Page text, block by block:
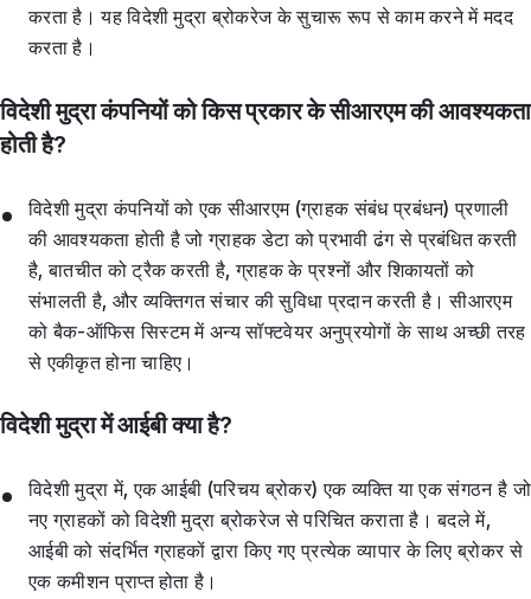
करता है। यह विदेशी मुद्रा ब्रोकरेज के सुचारू रूप से काम करने में मदद
करता है।
विदेशी मुद्रा कंपनियों को किस प्रकार के सीआरएम की आवश्यकता
होती है?
विदेशी मुद्रा कंपनियों को एक सीआरएम (ग्राहक संबंध प्रबंधन) प्रणाली
की आवश्यकता होती है जो ग्राहक डेटा को प्रभावी ढंग से प्रबंधित करती
है, बातचीत को ट्रैक करती है, ग्राहक के प्रश्नों और शिकायतों को
संभालती है, और व्यक्तिगत संचार की सुविधा प्रदान करती है। सीआरएम
को बैक-ऑफिस सिस्टम में अन्य सॉफ्टवेयर अनुप्रयोगों के साथ अच्छी तरह
से एकीकृत होना चाहिए।
विदेशी मुद्रा में आईबी क्या है?
विदेशी मुद्रा में, एक आईबी (परिचय ब्रोकर) एक व्यक्ति या एक संगठन है जो
नए ग्राहकों को विदेशी मुद्रा ब्रोकरेज से परिचित कराता है। बदले में,
आईबी को संदर्भित ग्राहकों द्वारा किए गए प्रत्येक व्यापार के लिए ब्रोकर से
एक कमीशन प्राप्त होता है।